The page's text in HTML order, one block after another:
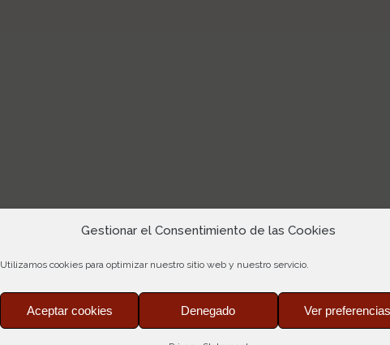
Gestionar el Consentimiento de las Cookies
Utilizamos cookies para optimizar nuestro sitio web y nuestro servicio.
Aceptar cookies Denegado Ver preferencias